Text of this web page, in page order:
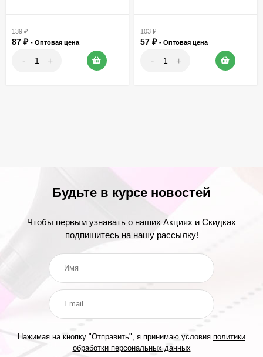
139₽
87 ₽ - Оптовая цена
- +
103₽
57 ₽ - Оптовая цена
- +
Будьте в курсе новостей
Чтобы первым узнавать о наших Акциях и Скидках
подпишитесь на нашу рассылку!
Нажимая на кнопку "Отправить", я принимаю условия политики
обработки персональных данных